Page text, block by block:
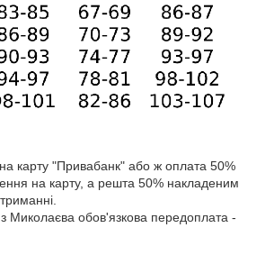
карту "Привабанк" або ж оплата 50%
на карту, а решта 50% накладеним
Миколаєва обов'язкова передоплата -